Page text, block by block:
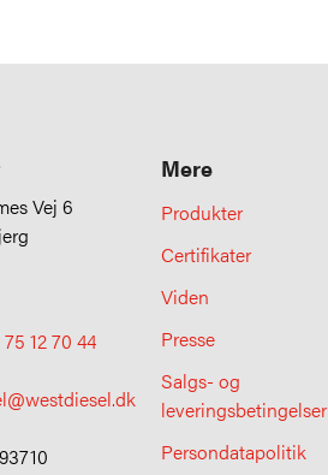
Vej 6
12 70 44
Mere
Produkter
Certifikater
Viden
Presse
Salgs- og
leveringsbetingelser
Persondatapolitik